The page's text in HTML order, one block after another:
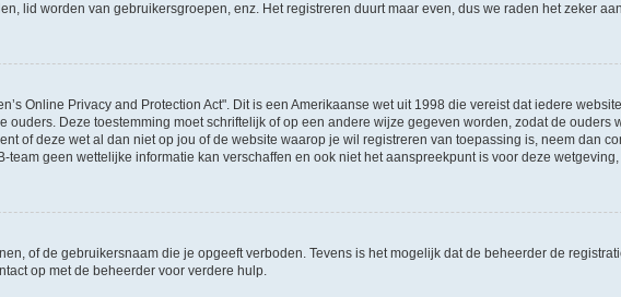
lid worden van gebruikersgroepen, enz. Het registreren duurt maar even, dus we raden het zeker
Online Privacy and Protection Act". Dit is een Amerikaanse wet uit 1998 die vereist dat iedere
ouders. Deze toestemming moet schriftelijk of op een andere wijze gegeven worden, zodat de
of deze wet al dan niet op jou of de website waarop je wil registreren van toepassing is, neem dan
team geen wettelijke informatie kan verschaffen en ook niet het aanspreekpunt is voor deze
of de gebruikersnaam die je opgeeft verboden. Tevens is het mogelijk dat de beheerder de
op met de beheerder voor verdere hulp.